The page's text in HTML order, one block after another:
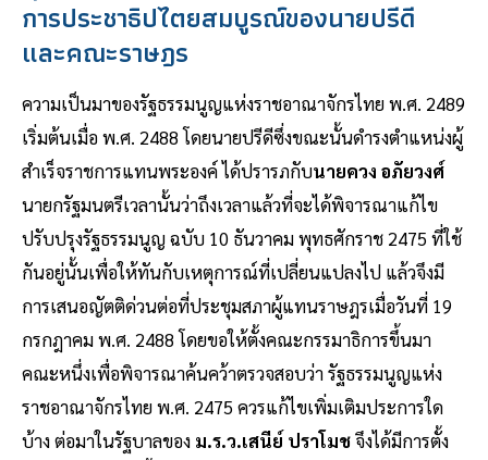
การประชาธิปไตยสมบูรณ์ของนายปรีดี
และคณะราษฎร
ความเป็นมาของรัฐธรรมนูญแห่งราชอาณาจักรไทย พ.ศ. 2489
เริ่มต้นเมื่อ พ.ศ. 2488 โดยนายปรีดีซึ่งขณะนั้นดำรงตำแหน่งผู้
สำเร็จราชการแทนพระองค์ ได้ปรารภกับนายควง อภัยวงศ์
นายกรัฐมนตรีเวลานั้นว่าถึงเวลาแล้วที่จะได้พิจารณาแก้ไข
ปรับปรุงรัฐธรรมนูญ ฉบับ 10 ธันวาคม พุทธศักราช 2475 ที่ใช้
กันอยู่นั้นเพื่อให้ทันกับเหตุการณ์ที่เปลี่ยนแปลงไป แล้วจึงมี
การเสนอญัตติด่วนต่อที่ประชุมสภาผู้แทนราษฎรเมื่อวันที่ 19
กรกฎาคม พ.ศ. 2488 โดยขอให้ตั้งคณะกรรมาธิการขึ้นมา
คณะหนึ่งเพื่อพิจารณาค้นคว้าตรวจสอบว่า รัฐธรรมนูญแห่ง
ราชอาณาจักรไทย พ.ศ. 2475 ควรแก้ไขเพิ่มเติมประการใด
บ้าง ต่อมาในรัฐบาลของ ม.ร.ว.เสนีย์ ปราโมชจึงได้มีการตั้ง